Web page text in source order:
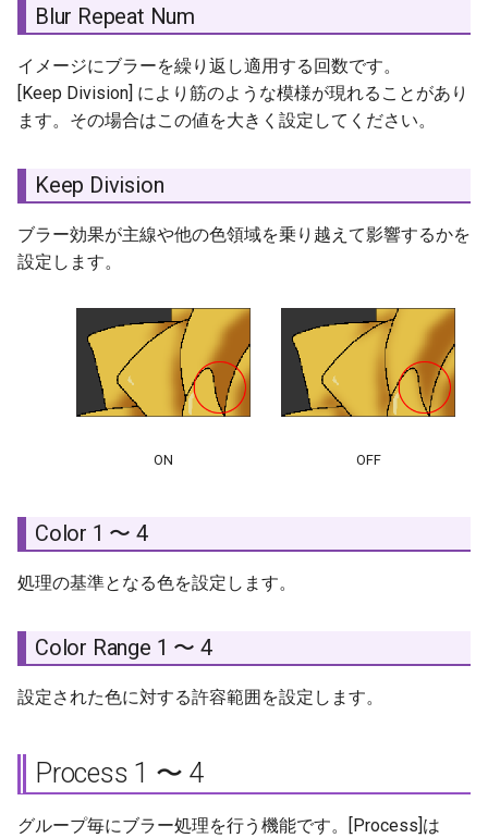
Blur Repeat Num
イメージにブラーを繰り返し適用する回数です。
[Keep Division] により筋のような模様が現れることがあり
ます。その場合はこの値を大きく設定してください。
Keep Division
ブラー効果が主線や他の色領域を乗り越えて影響するかを
設定します。
ON OFF
Color 1 〜 4
処理の基準となる色を設定します。
Color Range 1 〜 4
設定された色に対する許容範囲を設定します。
Process 1 〜 4
グループ毎にブラー処理を行う機能です。[Process]は